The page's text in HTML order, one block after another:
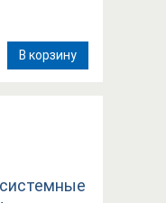
В корзину